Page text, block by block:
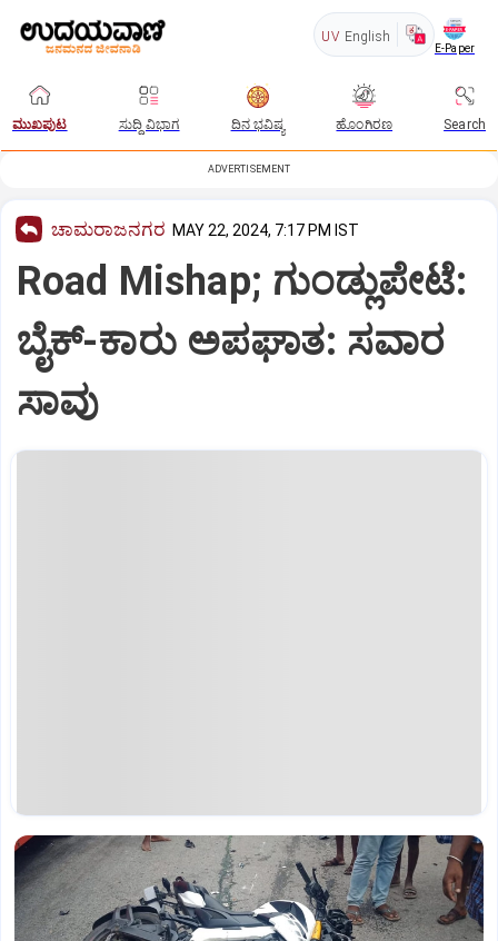
UV English
E-Paper
ಮುಖಪುಟ ಸುದ್ದಿ ವಿಭಾಗ ದಿನ ಭವಿಷ್ಯ ಹೊಂಗಿರಣ Search
ADVERTISEMENT
ಚಾಮರಾಜನಗರ MAY 22, 2024, 7:17 PM IST
Road Mishap; ಗುಂಡ್ಲುಪೇಟೆ:
ಬೈಕ್-ಕಾರು ಅಪಘಾತ: ಸವಾರ
ಸಾವು